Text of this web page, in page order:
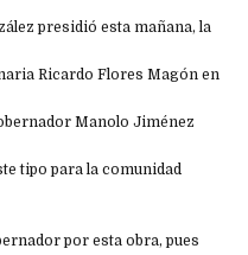
presidió esta mañana, la
Ricardo Flores Magón en
Manolo Jiménez
tipo para la comunidad
por esta obra, pues